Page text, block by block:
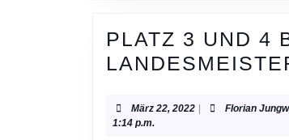
PLATZ 3 UND 4
März 22, 2022März
Florian
1:14 p.m.